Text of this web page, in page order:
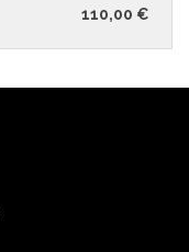
110,00 €